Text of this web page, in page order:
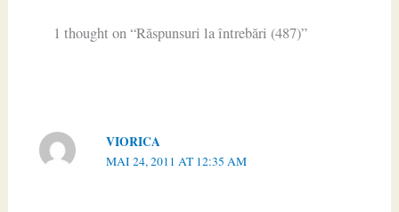
1 thought on “Răspunsuri la întrebări (487)”
VIORICA
MAI 24, 2011 AT 12:35 AM